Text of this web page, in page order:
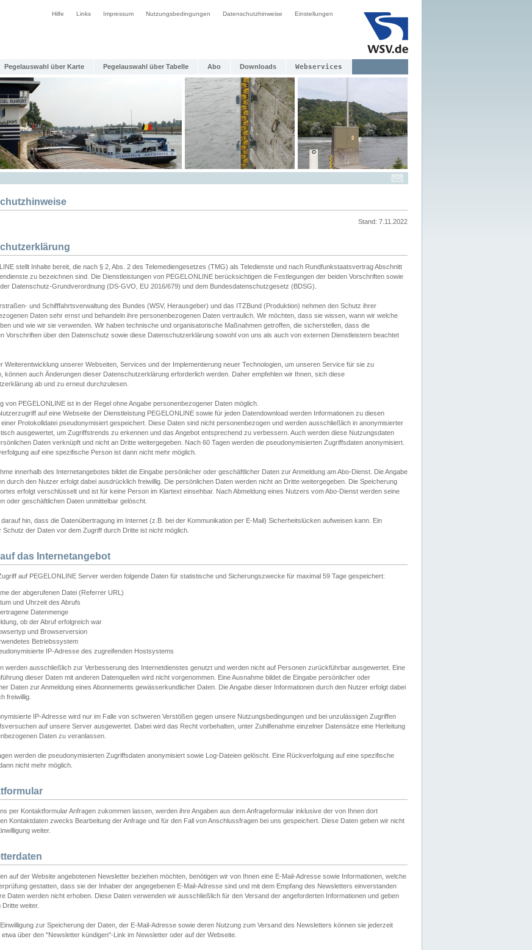
Hilfe Links Impressum Nutzungsbedingungen Datenschutzhinweise Einstellungen
Pegelauswahl über Karte Pegelauswahl über Tabelle Abo Downloads Webservices
Stand: 7.11.2022
stellt Inhalte bereit, die nach § 2, Abs. 2 des Telemediengesetzes (TMG) als Teledienste und nach Rundfunkstaatsvertrag Abschnitt
zu bezeichnen sind. Die Dienstleistungen von PEGELONLINE berücksichtigen die Festlegungen der beiden Vorschriften sowie
Datenschutz-Grundverordnung (DS-GVO, EU 2016/679) und dem Bundesdatenschutzgesetz (BDSG).
und Schifffahrtsverwaltung des Bundes (WSV, Herausgeber) und das ITZBund (Produktion) nehmen den Schutz ihrer
Daten sehr ernst und behandeln ihre personenbezogenen Daten vertraulich. Wir möchten, dass sie wissen, wann wir welche
und wie wir sie verwenden. Wir haben technische und organisatorische Maßnahmen getroffen, die sicherstellen, dass die
Vorschriften über den Datenschutz sowie diese Datenschutzerklärung sowohl von uns als auch von externen Dienstleistern beachtet
Weiterentwicklung unserer Webseiten, Services und der Implementierung neuer Technologien, um unseren Service für sie zu
können auch Änderungen dieser Datenschutzerklärung erforderlich werden. Daher empfehlen wir Ihnen, sich diese
ab und zu erneut durchzulesen.
von PEGELONLINE ist in der Regel ohne Angabe personenbezogener Daten möglich.
auf eine Webseite der Dienstleistung PEGELONLINE sowie für jeden Datendownload werden Informationen zu diesen
einer Protokolldatei pseudonymisiert gespeichert. Diese Daten sind nicht personenbezogen und werden ausschließlich in anonymisierter
ausgewertet, um Zugriffstrends zu erkennen und das Angebot entsprechend zu verbessern. Auch werden diese Nutzungsdaten
Daten verknüpft und nicht an Dritte weitergegeben. Nach 60 Tagen werden die pseudonymisierten Zugriffsdaten anonymisiert.
auf eine spezifische Person ist dann nicht mehr möglich.
innerhalb des Internetangebotes bildet die Eingabe persönlicher oder geschäftlicher Daten zur Anmeldung am Abo-Dienst. Die Angabe
durch den Nutzer erfolgt dabei ausdrücklich freiwillig. Die persönlichen Daten werden nicht an Dritte weitergegeben. Die Speicherung
erfolgt verschlüsselt und ist für keine Person im Klartext einsehbar. Nach Abmeldung eines Nutzers vom Abo-Dienst werden seine
oder geschäftlichen Daten unmittelbar gelöscht.
hin, dass die Datenübertragung im Internet (z.B. bei der Kommunikation per E-Mail) Sicherheitslücken aufweisen kann. Ein
Schutz der Daten vor dem Zugriff durch Dritte ist nicht möglich.
das Internetangebot
auf PEGELONLINE Server werden folgende Daten für statistische und Sicherungszwecke für maximal 59 Tage gespeichert:
der abgerufenen Datei (Referrer URL)
und Uhrzeit des Abrufs
Datenmenge
ob der Abruf erfolgreich war
und Browserversion
Betriebssystem
IP-Adresse des zugreifenden Hostsystems
werden ausschließlich zur Verbesserung des Internetdienstes genutzt und werden nicht auf Personen zurückführbar ausgewertet. Eine
dieser Daten mit anderen Datenquellen wird nicht vorgenommen. Eine Ausnahme bildet die Eingabe persönlicher oder
Daten zur Anmeldung eines Abonnements gewässerkundlicher Daten. Die Angabe dieser Informationen durch den Nutzer erfolgt dabei
freiwillig.
IP-Adresse wird nur im Falle von schweren Verstößen gegen unsere Nutzungsbedingungen und bei unzulässigen Zugriffen
auf unsere Server ausgewertet. Dabei wird das Recht vorbehalten, unter Zuhilfenahme einzelner Datensätze eine Herleitung
Daten zu veranlassen.
werden die pseudonymisierten Zugriffsdaten anonymisiert sowie Log-Dateien gelöscht. Eine Rückverfolgung auf eine spezifische
nicht mehr möglich.
per Kontaktformular Anfragen zukommen lassen, werden ihre Angaben aus dem Anfrageformular inklusive der von Ihnen dort
Kontaktdaten zwecks Bearbeitung der Anfrage und für den Fall von Anschlussfragen bei uns gespeichert. Diese Daten geben wir nicht
weiter.
auf der Website angebotenen Newsletter beziehen möchten, benötigen wir von Ihnen eine E-Mail-Adresse sowie Informationen, welche
gestatten, dass sie der Inhaber der angegebenen E-Mail-Adresse sind und mit dem Empfang des Newsletters einverstanden
Daten werden nicht erhoben. Diese Daten verwenden wir ausschließlich für den Versand der angeforderten Informationen und geben
weiter.
zur Speicherung der Daten, der E-Mail-Adresse sowie deren Nutzung zum Versand des Newsletters können sie jederzeit
über den "Newsletter kündigen"-Link im Newsletter oder auf der Webseite.